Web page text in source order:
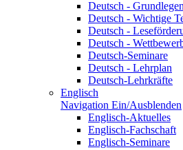
Deutsch -
Deutsch - Wichtige
Deutsch -
Deutsch -
Deutsch-Seminare
Deutsch - Lehrplan
Deutsch-Lehrkräfte
Englisch
Navigation Ein/Ausblenden
Englisch-Aktuelles
Englisch-Fachschaft
Englisch-Seminare